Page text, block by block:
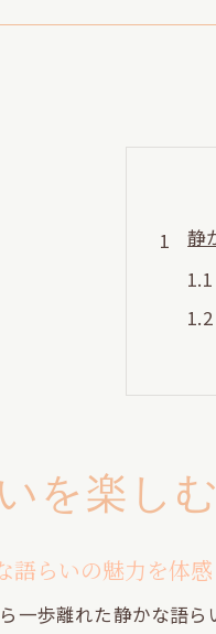
静
渋
を楽し
語らいの魅力を体感
一歩離れた静かな語